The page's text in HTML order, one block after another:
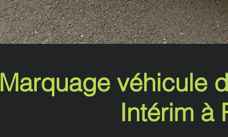
Marquage véhicule
Intérim à